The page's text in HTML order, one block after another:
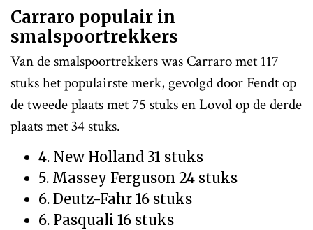
Carraro populair in
smalspoortrekkers
Van de smalspoortrekkers was Carraro met 117
stuks het populairste merk, gevolgd door Fendt op
de tweede plaats met 75 stuks en Lovol op de derde
plaats met 34 stuks.
4. New Holland 31 stuks
5. Massey Ferguson 24 stuks
6. Deutz-Fahr 16 stuks
6. Pasquali 16 stuks